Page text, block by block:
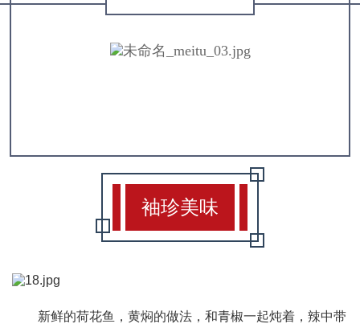
袖珍美味
新鲜的荷花鱼，黄焖的做法，和青椒一起炖着，辣中带